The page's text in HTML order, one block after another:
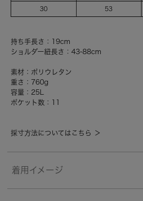
30 53
持ち手長さ：19cm
ショルダー紐長さ：43-88cm
素材：ポリウレタン
重さ：760g
容量：25L
ポケット数：11
採寸方法についてはこちら ＞
着用イメージ